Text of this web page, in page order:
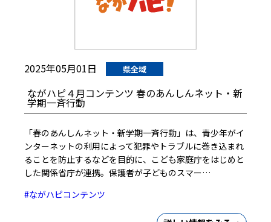
2025年05月01日 県全域
ながハピ４月コンテンツ 春のあんしんネット・新
学期一斉行動
「春のあんしんネット・新学期一斉行動」は、青少年がイ
ンターネットの利用によって犯罪やトラブルに巻き込まれ
ることを防止するなどを目的に、こども家庭庁をはじめと
した関係省庁が連携。保護者が子どものスマー…
#ながハピコンテンツ